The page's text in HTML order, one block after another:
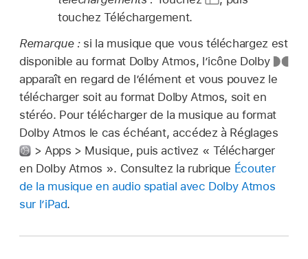
touchez Téléchargement.
Remarque : si la musique que vous téléchargez est
disponible au format Dolby Atmos, l’icône Dolby
apparaît en regard de l’élément et vous pouvez le
télécharger soit au format Dolby Atmos, soit en
stéréo. Pour télécharger de la musique au format
Dolby Atmos le cas échéant, accédez à Réglages
> Apps > Musique, puis activez « Télécharger
en Dolby Atmos ». Consultez la rubrique Écouter
de la musique en audio spatial avec Dolby Atmos
sur l’iPad.